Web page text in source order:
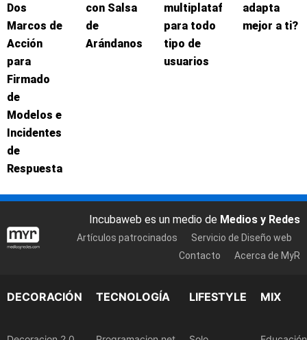
Dos
Marcos de
Acción
para
Firmado
de
Modelos e
Incidentes
de
Respuesta
con Salsa
de
Arándanos
multiplataforma
para todo
tipo de
usuarios
adapta
mejor a ti?
Incubaweb es un medio de Medios y Redes
Artículos patrocinados
Servicio de Diseño web
Contacto
Acerca de MyR
DECORACIÓN TECNOLOGÍA LIFESTYLE MIX